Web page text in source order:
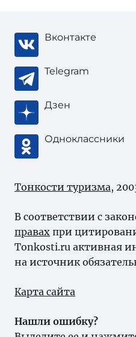
Вконтакте
Telegram
Дзен
Одноклассники
Тонкости туризма,
В соответствии с
правах при
Tonkosti.ru активная
на источник
Карта сайта
Нашли ошибку?